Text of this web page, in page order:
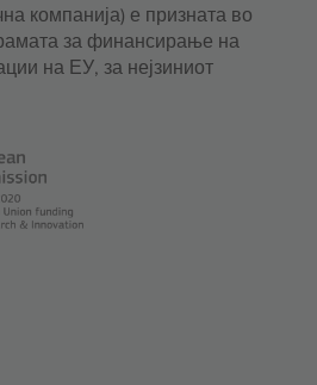
компанија) е призната во
за финансирање на
на ЕУ, за нејзиниот